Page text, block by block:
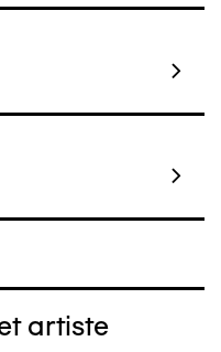
artiste